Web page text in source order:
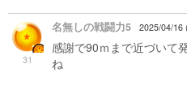
31
名無しの戦闘力5 2025/04/16
感謝で90ｍまで近づいて
ね